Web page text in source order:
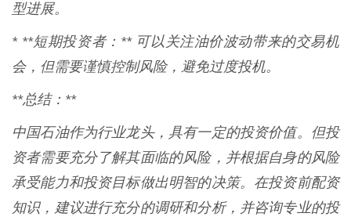
型进展。
* **短期投资者：** 可以关注油价波动带来的交易机
会，但需要谨慎控制风险，避免过度投机。
**总结：**
中国石油作为行业龙头，具有一定的投资价值。但投
资者需要充分了解其面临的风险，并根据自身的风险
承受能力和投资目标做出明智的决策。在投资前配资
知识，建议进行充分的调研和分析，并咨询专业的投